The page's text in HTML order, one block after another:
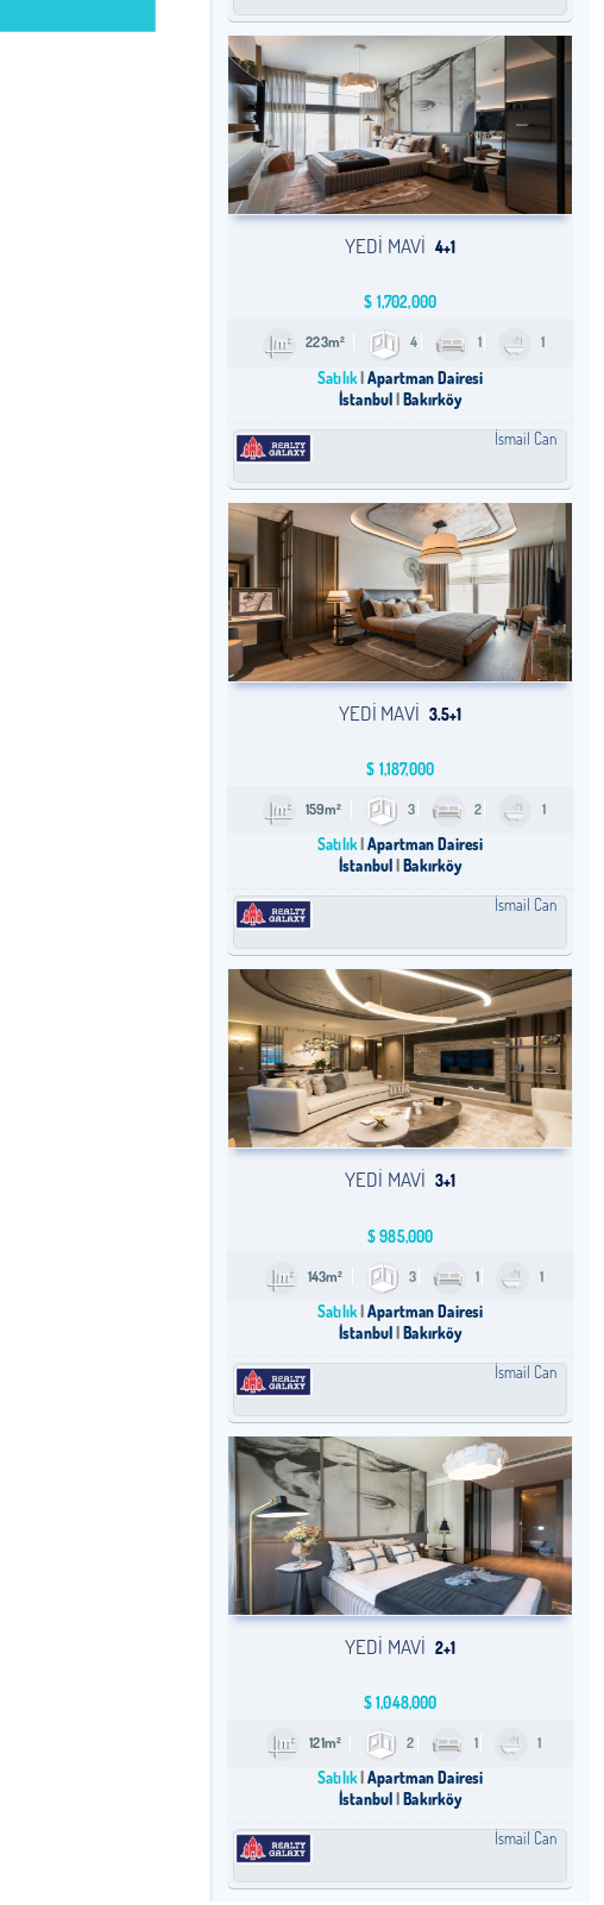
YEDI MAVI 4+1
$ 1,702,000
223m² 4 1 1
Satılık Apartman Dairesi
İstanbul Bakırköy
İsmail Can
YEDI MAVI 3.5+1
$ 1,187,000
159m² 3 2 1
Satılık Apartman Dairesi
İstanbul Bakırköy
İsmail Can
YEDI MAVI 3+1
$985,000
143m² 3 1 1
Satılık Apartman Dairesi
İstanbul Bakırköy
İsmail Can
YEDI MAVI 2+1
$1,048,000
121m² 2 1 1
Satılık Apartman Dairesi
İstanbul Bakırköy
İsmail Can